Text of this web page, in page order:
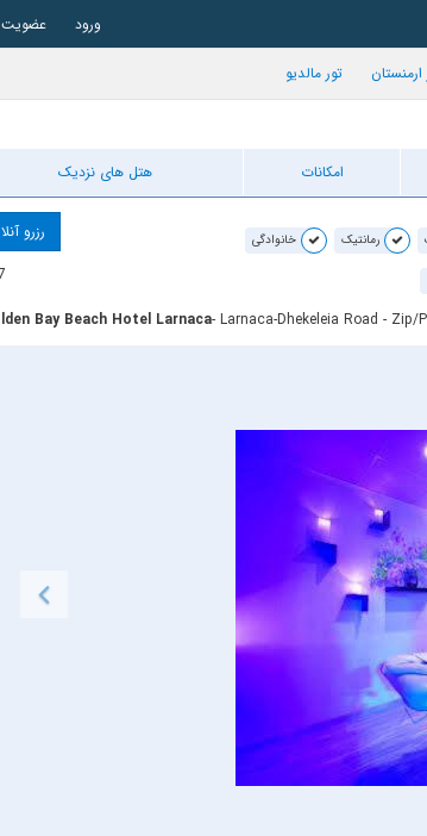
ورود عضویت
ارمنستان تور مالدیو
امکانات هتل های نزدیک
رمانتیک خانوادگی
رزرو
Bay Beach Hotel Larnaca- Larnaca-Dhekeleia Road - Zip/